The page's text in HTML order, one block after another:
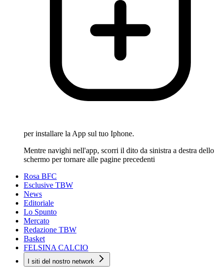
per installare la App sul tuo Iphone.
Mentre navighi nell'app, scorri il dito da sinistra a destra dello
schermo per tornare alle pagine precedenti
Rosa BFC
Esclusive TBW
News
Editoriale
Lo Spunto
Mercato
Redazione TBW
Basket
FELSINA CALCIO
I siti del nostro network